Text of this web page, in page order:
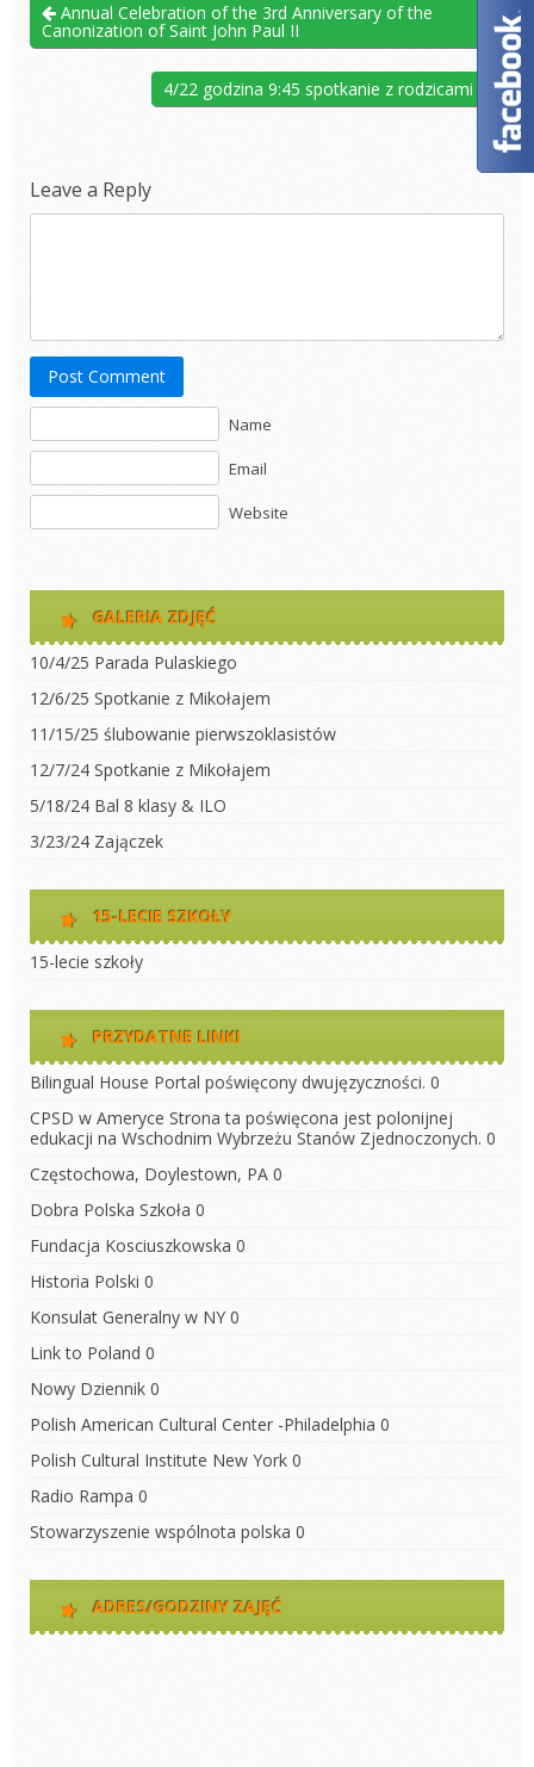
Annual Celebration of the 3rd Anniversary of the
Canonization of Saint John Paul II
4/22 godzina 9:45 spotkanie z rodzicami
Leave a Reply
Post Comment
Name
Email
Website
GALERIA ZDJĘĆ
10/4/25 Parada Pulaskiego
12/6/25 Spotkanie z Mikołajem
11/15/25 ślubowanie pierwszoklasistów
12/7/24 Spotkanie z Mikołajem
5/18/24 Bal 8 klasy & ILO
3/23/24 Zajączek
15-LECIE SZKOŁY
15-lecie szkoły
PRZYDATNE LINKI
Bilingual House Portal poświęcony dwujęzyczności. 0
CPSD w Ameryce Strona ta poświęcona jest polonijnej
edukacji na Wschodnim Wybrzeżu Stanów Zjednoczonych. 0
Częstochowa, Doylestown, PA 0
Dobra Polska Szkoła 0
Fundacja Kosciuszkowska 0
Historia Polski 0
Konsulat Generalny w NY 0
Link to Poland 0
Nowy Dziennik 0
Polish American Cultural Center -Philadelphia 0
Polish Cultural Institute New York 0
Radio Rampa 0
Stowarzyszenie wspólnota polska 0
ADRES/GODZINY ZAJĘĆ